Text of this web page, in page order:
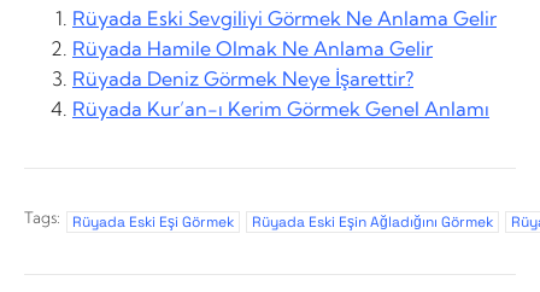
Rüyada Eski Sevgiliyi Görmek Ne Anlama Gelir
Rüyada Hamile Olmak Ne Anlama Gelir
Rüyada Deniz Görmek Neye İşarettir?
Rüyada Kur’an-ı Kerim Görmek Genel Anlamı
Tags: Rüyada Eski Eşi Görmek Rüyada Eski Eşin Ağladığını Görmek